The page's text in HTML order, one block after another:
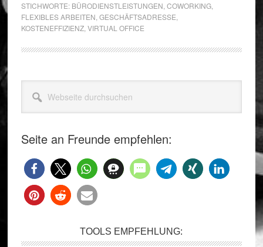
Berlin
STICHWORTE: BÜRODIENSTLEISTUNGEN COWORKING,
FLEXIBLES ARBEITEN GESCHÄFTSADRESSE
KOSTENEFFIZIENZ, VIRTUAL OFFICE
Seitenspalte
durchsuchen
Seite an Freunde empfehlen:
TOOLS EMPFEHLUNG: